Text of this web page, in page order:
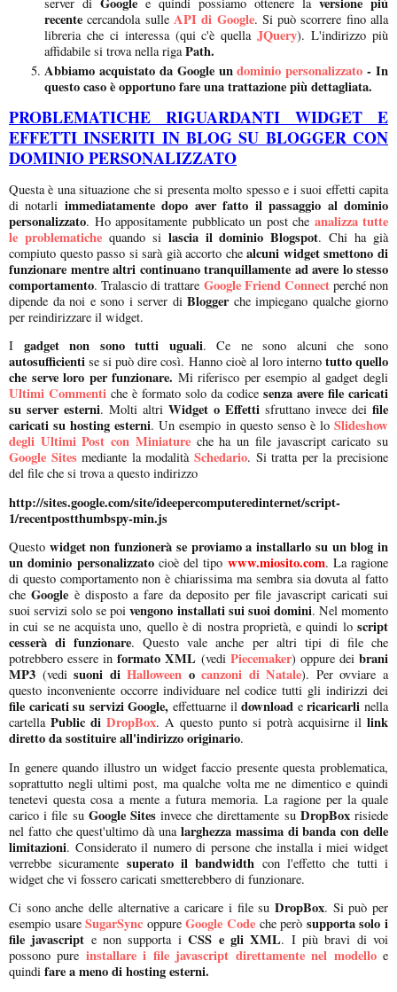
recente cercandola sulle API di Google. Si può scorrere fino alla
libreria che ci interessa (qui c'è quellaJQuery). L'indirizzo più
affidabile si trova nella rigaPath.
Abbiamo acquistato da Google undominio personalizzato - In
questo caso è opportuno fare una trattazione più dettagliata.
PROBLEMATICHE RIGUARDANTI WIDGET E
EFFETTI INSERITI IN BLOG SU BLOGGER CON
DOMINIO PERSONALIZZATO
Questa è una situazione che si presenta molto spesso e i suoi effetti capita
di notarli immediatamente dopo aver fatto il passaggio al dominio
personalizzato. Ho appositamente pubblicato un post che analizza tutte
le problematichequando si lascia il dominio Blogspot. Chi ha già
compiuto questo passo si sarà già accorto chealcuni widget smettono di
funzionare mentre altri continuano tranquillamente ad avere lo stesso
comportamento. Tralascio di trattare Google Friend Connectperché non
dipende da noi e sono i server di Bloggerche impiegano qualche giorno
per reindirizzare il widget.
I gadget non sono tutti uguali. Ce ne sono alcuni che sono
autosufficientise si può dire così. Hanno cioè al loro interno tutto quello
che serve loro per funzionare. Mi riferisco per esempio al gadget degli
Ultimi Commenti che è formato solo da codice senza avere file caricati
su server esterni. Molti altri Widget o Effetti sfruttano invece dei file
caricati su hosting esterni. Un esempio in questo senso è loSlideshow
degli Ultimi Post con Miniatureche ha un file javascript caricato su
Google Sitesmediante la modalità Schedario. Si tratta per la precisione
del file che si trova a questo indirizzo
http://sites.google.com/site/ideepercomputeredinternet/script-
1/recentpostthumbspy-min.js
Questo widget non funzionerà se proviamo a installarlo su un blog in
un dominio personalizzatocioè del tipo www.miosito.com. La ragione
di questo comportamento non è chiarissima ma sembra sia dovuta al fatto
cheGoogle è disposto a fare da deposito per file javascript caricati sui
suoi servizi solo se poivengono installati sui suoi domini. Nel momento
in cui se ne acquista uno, quello è di nostra proprietà, e quindi loscript
cesserà di funzionare. Questo vale anche per altri tipi di file che
potrebbero essere informato XML (vedi Piecemaker) oppure deibrani
MP3 (vedisuoni diHalloween ocanzoni di Natale). Per ovviare a
questo inconveniente occorre individuare nel codice tutti gli indirizzi dei
file caricati su servizi Google, effettuarne ildownload ericaricarlinella
cartellaPublic diDropBox. A questo punto si potrà acquisirne illink
diretto da sostituire all'indirizzo originario.
In genere quando illustro un widget faccio presente questa problematica,
soprattutto negli ultimi post, ma qualche volta me ne dimentico e quindi
tenetevi questa cosa a mente a futura memoria. La ragione per la quale
carico i file su Google Sitesinvece che direttamente suDropBoxrisiede
nel fatto che quest'ultimo dà una larghezza massima di banda con delle
limitazioni. Considerato il numero di persone che installa i miei widget
verrebbe sicuramente superato il bandwidth con l'effetto che tutti i
widget che vi fossero caricati smetterebbero di funzionare.
Ci sono anche delle alternative a caricare i file su DropBox. Si può per
esempio usare SugarSync oppureGoogle Code che però supporta solo i
file javascript e non supporta iCSS e gli XML. I più bravi di voi
possono pure installare i file javascript direttamente nel modelloe
quindi fare a meno di hosting esterni.